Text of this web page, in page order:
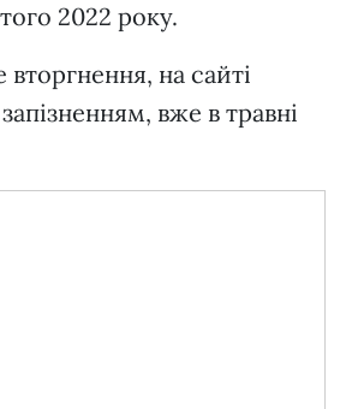
2022 року.
вторгнення, на сайті
вже в травні